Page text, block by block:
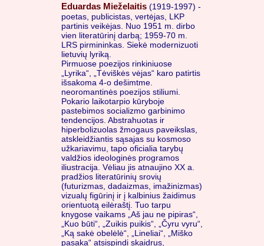
Eduardas Mieželaitis (1919-1997) -
poetas, publicistas, vertėjas, LKP
partinis veikėjas. Nuo 1951 m. dirbo
vien literatūrinį darbą; 1959-70 m.
LRS pirmininkas. Siekė modernizuoti
lietuvių lyriką.
Pirmuose poezijos rinkiniuose
„Lyrika“, „Tėviškės vėjas“ karo patirtis
išsakoma 4-o dešimtme.
neoromantinės poezijos stiliumi.
Pokario laikotarpio kūryboje
pastebimos socializmo garbinimo
tendencijos. Abstrahuotas ir
hiperbolizuolas žmogaus paveikslas,
atskleidžiantis sąsajas su kosmoso
užkariavimu, tapo oficialia tarybų
valdžios ideologinės programos
iliustracija. Vėliau jis atnaujino XX a.
pradžios literatūrinių srovių
(futurizmas, dadaizmas, imažinizmas)
vizualų figūrinį ir į kalbinius žaidimus
orientuotą eilėraštį. Tuo tarpu
knygose vaikams „Aš jau ne pipiras“,
„Kuo būti“, „Zuikis puikis“, „Čyru vyru“,
„Ką sakė obelėlė“, „Lineliai“, „Miško
pasaka“ atsispindi skaidrus,